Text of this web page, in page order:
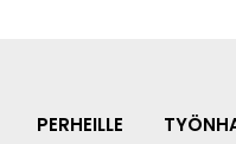
PERHEILLE